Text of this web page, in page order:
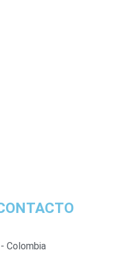
Colombia